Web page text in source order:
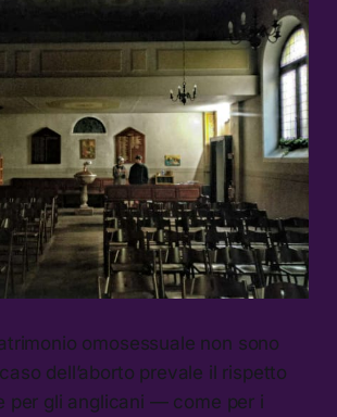
omosessuale non sono
dell’aborto prevale il rispetto
per gli anglicani — come per i